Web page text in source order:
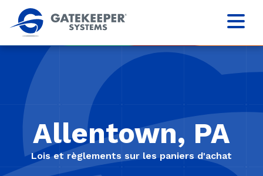
Allentown, PA
Lois et règlements sur les paniers d'achat